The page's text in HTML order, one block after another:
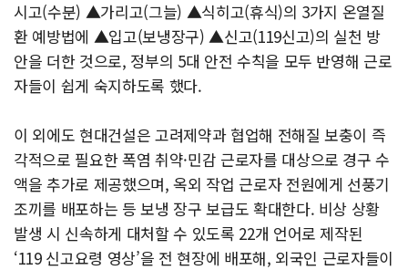
시고(수분) ▲가리고(그늘) ▲식히고(휴식)의 3가지 온열질
환 예방법에 ▲입고(보냉장구) ▲신고(119신고)의 실천 방
안을 더한 것으로, 정부의 5대 안전 수칙을 모두 반영해 근로
자들이 쉽게 숙지하도록 했다.
이 외에도 현대건설은 고려제약과 협업해 전해질 보충이 즉
각적으로 필요한 폭염 취약·민감 근로자를 대상으로 경구 수
액을 추가로 제공했으며, 옥외 작업 근로자 전원에게 선풍기
조끼를 배포하는 등 보냉 장구 보급도 확대한다. 비상 상황
발생 시 신속하게 대처할 수 있도록 22개 언어로 제작된
‘119 신고요령 영상’을 전 현장에 배포해, 외국인 근로자들이